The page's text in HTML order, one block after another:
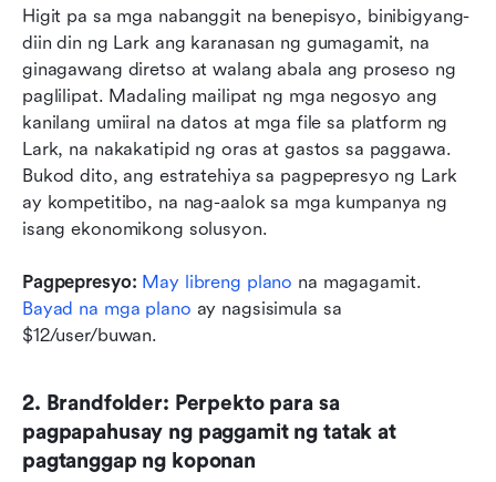
Higit pa sa mga nabanggit na benepisyo, binibigyang-
diin din ng Lark ang karanasan ng gumagamit, na
ginagawang diretso at walang abala ang proseso ng
paglilipat. Madaling mailipat ng mga negosyo ang
kanilang umiiral na datos at mga file sa platform ng
Lark, na nakakatipid ng oras at gastos sa paggawa.
Bukod dito, ang estratehiya sa pagpepresyo ng Lark
ay kompetitibo, na nag-aalok sa mga kumpanya ng
isang ekonomikong solusyon.
Pagpepresyo: May libreng plano
Bayad na mga plano ay nagsisimula sa
$12/user/buwan.
2. Brandfolder: Perpekto para sa
pagpapahusay ng paggamit ng tatak at
pagtanggap ng koponan